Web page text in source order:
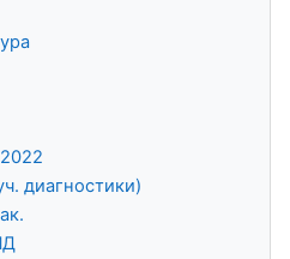
диагностики)